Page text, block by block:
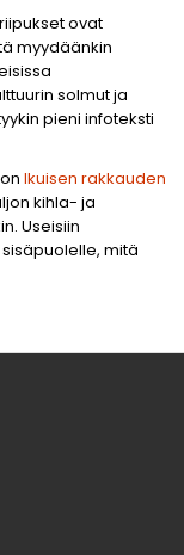
ovat
myydäänkin
solmut ja
pieni infoteksti
Ikuisen rakkauden
kihla- ja
Useisiin
mitä